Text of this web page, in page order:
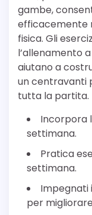
gambe,
efficacemente
fisica. Gli
l’allenamento
aiutano a
un centravanti
tutta la partita.
Incorpora
settimana.
Pratica
settimana.
Impegnati
per